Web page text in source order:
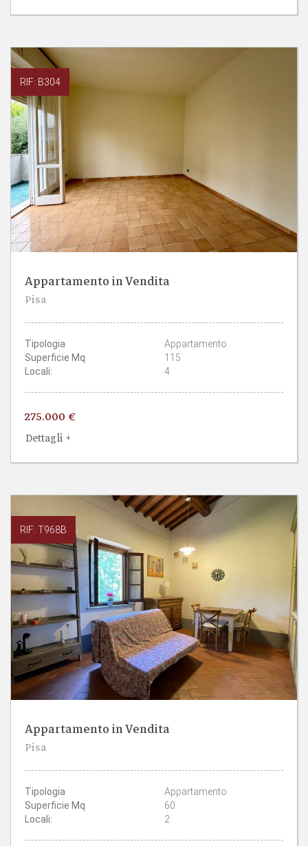
RIF: B304
Appartamento in Vendita
Pisa
Tipologia
Appartamento
Superficie Mq
115
Locali:
4
275.000 €
Dettagli +
RIF: T968B
Appartamento in Vendita
Pisa
Tipologia
Appartamento
Superficie Mq
60
Locali:
2